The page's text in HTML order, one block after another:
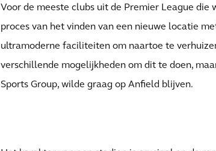
Voor de meeste clubs uit de Premier League die
proces van het vinden van een nieuwe locatie
ultramoderne faciliteiten om naartoe te
verschillende mogelijkheden om dit te doen,
Sports Group, wilde graag op Anfield blijven.